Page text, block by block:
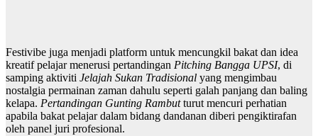
Festivibe juga menjadi platform untuk mencungkil bakat dan idea
kreatif pelajar menerusi pertandingan Pitching Bangga UPSI, di
samping aktiviti Jelajah Sukan Tradisional yang mengimbau
nostalgia permainan zaman dahulu seperti galah panjang dan baling
kelapa. Pertandingan Gunting Rambutturut mencuri perhatian
apabila bakat pelajar dalam bidang dandanan diberi pengiktirafan
oleh panel juri profesional.